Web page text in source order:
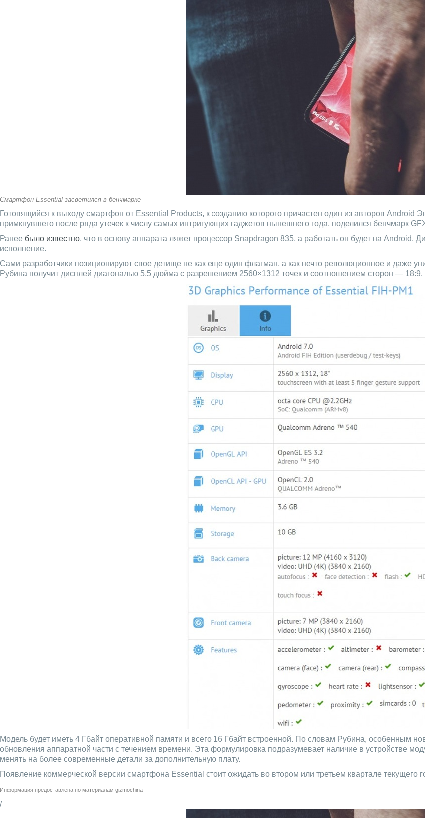
Смартфон Essential засветился в бенчмарке
Готовящийся к выходу смартфон от Essential Products, к созданию которого причастен один из авторов Android
примкнувшего после ряда утечек к числу самых интригующих гаджетов нынешнего года, поделился бенчмарк
Ранее было известно, что в основу аппарата ляжет процессор Snapdragon 835, а работать он будет на Android.
исполнение.
Сами разработчики позиционируют свое детище не как еще один флагман, а как нечто революционное и даже
Рубина получит дисплей диагональю 5,5 дюйма с разрешением 2560×1312 точек и соотношением сторон — 18:9.
Модель будет иметь 4 Гбайт оперативной памяти и всего 16 Гбайт встроенной. По словам Рубина, особенным
обновления аппаратной части с течением времени. Эта формулировка подразумевает наличие в устройстве
менять на более современные детали за дополнительную плату.
Появление коммерческой версии смартфона Essential стоит ожидать во втором или третьем квартале текущего
Информация предоставлена по материалам gizmochina
/